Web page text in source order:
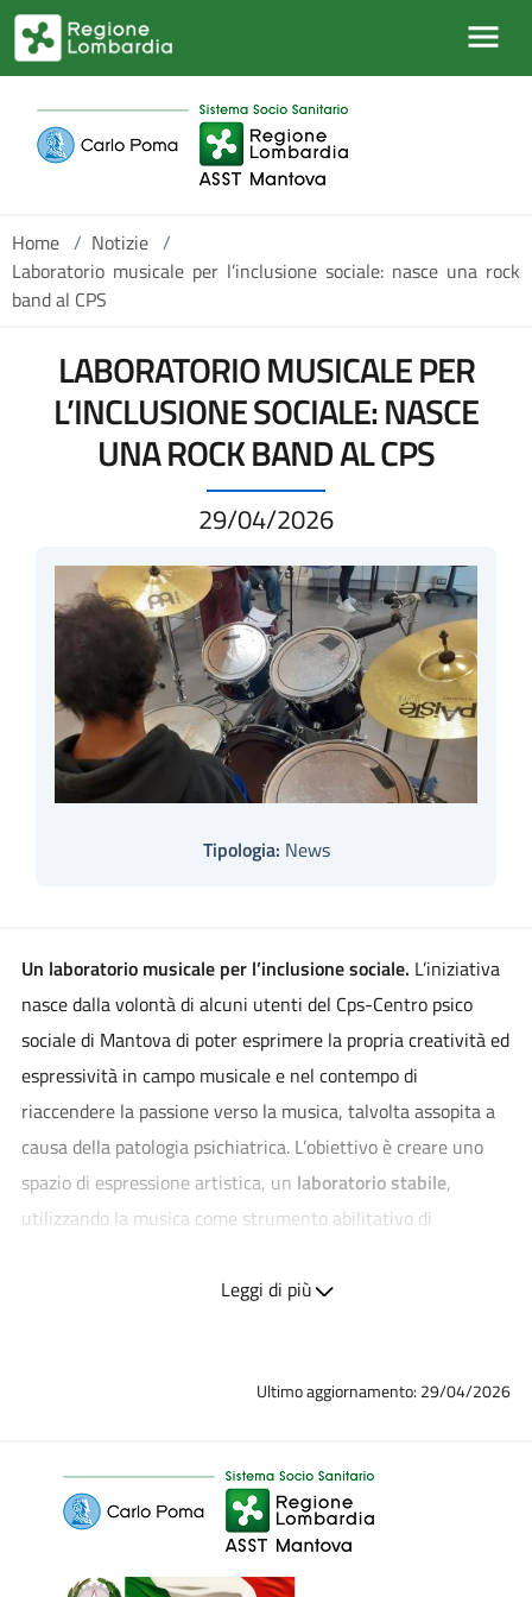
Salta al contenuto principale
Home / Notizie /
Laboratorio musicale per l’inclusione sociale: nasce una rock
band al CPS
LABORATORIO MUSICALE PER
L’INCLUSIONE SOCIALE: NASCE
UNA ROCK BAND AL CPS
29/04/2026
Tipologia: News
Un laboratorio musicale per l’inclusione sociale. L’iniziativa
nasce dalla volontà di alcuni utenti del Cps-Centro psico
sociale di Mantova di poter esprimere la propria creatività ed
espressività in campo musicale e nel contempo di
riaccendere la passione verso la musica, talvolta assopita a
causa della patologia psichiatrica. L’obiettivo è creare uno
spazio di espressione artistica, un laboratorio stabile,
utilizzando la musica come strumento abilitativo di
Il progetto prevede la formazione di un
relazionali e la socializzazione in un contesto gruppale e
Il laboratorio vede la partecipazione di utenti che
afferiscono in maniera trasversale aiservizi e alle strutture
residenziali dell’area della Salute Mentale di Mantova e
Leggi di più
Ultimo aggiornamento: 29/04/2026